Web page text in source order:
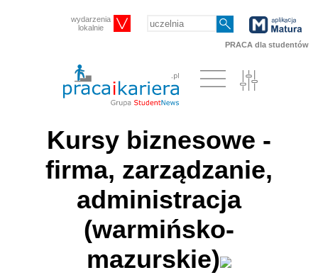
wydarzenia
lokalnie
PRACA dla studentów
Kursy biznesowe -
firma, zarządzanie,
administracja
(warmińsko-
mazurskie)